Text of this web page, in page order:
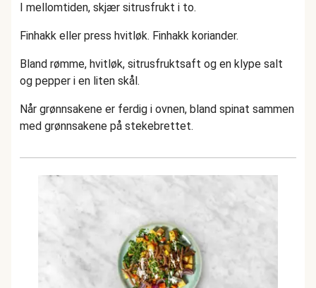
I mellomtiden, skjær sitrusfrukt i to.
Finhakk eller press hvitløk. Finhakk koriander.
Bland rømme, hvitløk, sitrusfruktsaft og en klype salt
og pepper i en liten skål.
Når grønnsakene er ferdig i ovnen, bland spinat sammen
med grønnsakene på stekebrettet.